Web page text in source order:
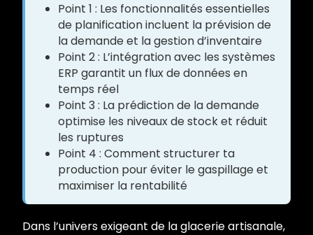
Point 1 : Les fonctionnalités essentielles
de planification incluent la prévision de
la demande et la gestion d’inventaire
Point 2 : L’intégration avec les systèmes
ERP garantit un flux de données en
temps réel
Point 3 : La prédiction de la demande
optimise les niveaux de stock et réduit
les ruptures
Point 4 : Comment structurer ta
production pour éviter le gaspillage et
maximiser la rentabilité
Dans l’univers exigeant de la glacerie artisanale,